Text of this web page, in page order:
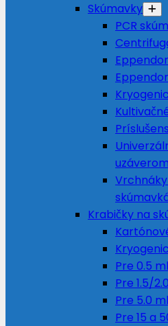
Skúmavky
PCR
uzáverom
Krabičky na
Pre 0.5
Pre 1.5/
Pre 5.0
Pre 15 a